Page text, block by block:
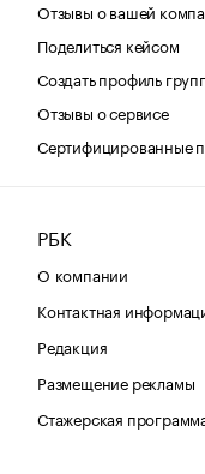
Отзывы о вашей
Поделиться кейсом
Создать профиль
Отзывы о сервисе
Сертифицированные
РБК
О компании
Контактная
Редакция
Размещение рекламы
Стажерская